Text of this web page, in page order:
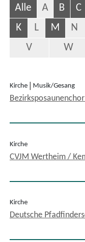
Alle A B C
K
L M N
V
W
Kirche Musik/Gesang
Kirche
CVJM Wertheim /
Kirche
Deutsche